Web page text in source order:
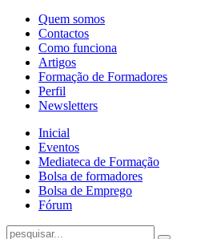
Quem somos
Contactos
Como funciona
Artigos
Formação de Formadores
Perfil
Newsletters
Inicial
Eventos
Mediateca de Formação
Bolsa de formadores
Bolsa de Emprego
Fórum